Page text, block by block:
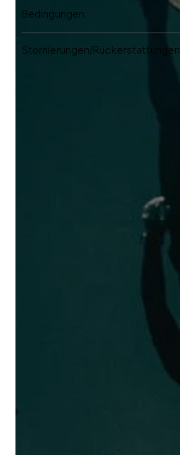
Bedingungen
Stornierungen/Rückerstattungen